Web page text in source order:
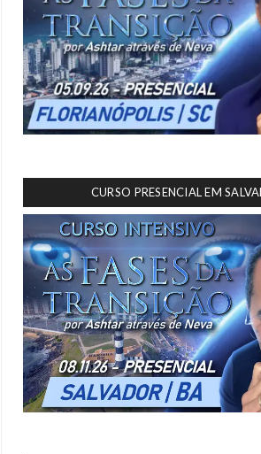
CURSO PRESENCIAL EM